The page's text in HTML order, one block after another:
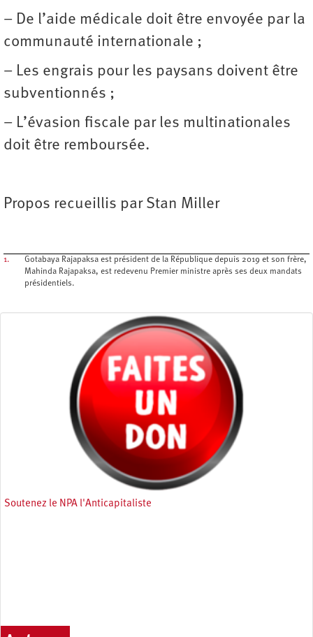
– De l’aide médicale doit être envoyée par la
communauté internationale ;
– Les engrais pour les paysans doivent être
subventionnés ;
– L’évasion fiscale par les multinationales
doit être remboursée.
Propos recueillis par Stan Miller
1.
Gotabaya Rajapaksa est président de la République depuis 2019 et son frère,
Mahinda Rajapaksa, est redevenu Premier ministre après ses deux mandats
présidentiels.
Soutenez le NPA l'Anticapitaliste